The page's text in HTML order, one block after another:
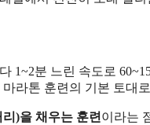
1~2분 느린 속도로
라톤 훈련의 기본 토대
)을 채우는 훈련 이라는